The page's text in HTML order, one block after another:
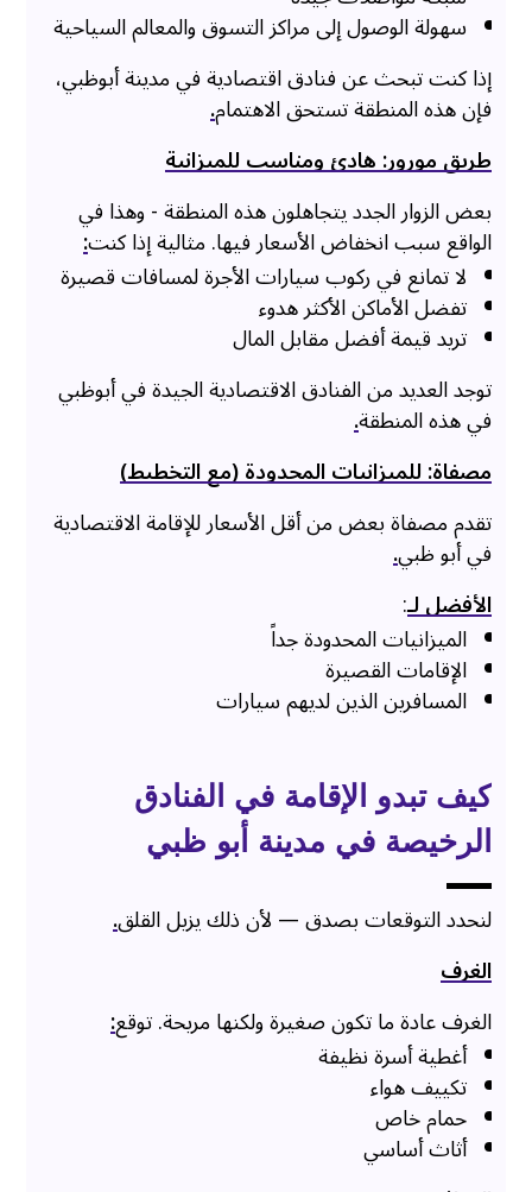
سهولة الوصول إلى مراكز التسوق والمعالم السياحية
إذا كنت تبحث عن فنادق اقتصادية في مدينة أبوظبي،
فإن هذه المنطقة تستحق الاهتمام.
طريق مورور: هادئ ومناسب للميزانية
بعض الزوار الجدد يتجاهلون هذه المنطقة - وهذا في
الواقع سبب انخفاض الأسعار فيها. مثالية إذا كنت:
لا تمانع في ركوب سيارات الأجرة لمسافات قصيرة
تفضل الأماكن الأكثر هدوء
تريد قيمة أفضل مقابل المال
توجد العديد من الفنادق الاقتصادية الجيدة في أبوظبي
في هذه المنطقة.
مصفاة: للميزانيات المحدودة (مع التخطيط)
تقدم مصفاة بعض من أقل الأسعار للإقامة الاقتصادية
في أبو ظبي.
الأفضل لـ:
الميزانيات المحدودة جداً
الإقامات القصيرة
المسافرين الذين لديهم سيارات
كيف تبدو الإقامة في الفنادق
الرخيصة في مدينة أبو ظبي
لنحدد التوقعات بصدق — لأن ذلك يزيل القلق.
الغرف
الغرف عادة ما تكون صغيرة ولكنها مريحة. توقع:
أغطية أسرة نظيفة
تكييف هواء
حمام خاص
أثاث أساسي